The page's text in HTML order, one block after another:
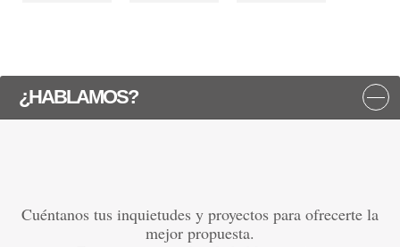
¿HABLAMOS?
Cuéntanos tus inquietudes y proyectos para ofrecerte la
mejor propuesta.